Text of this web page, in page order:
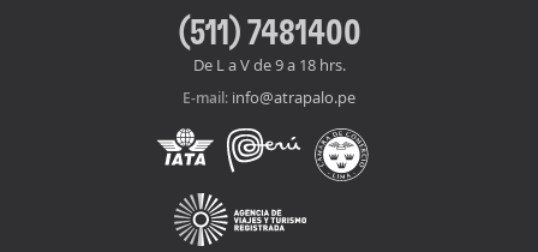
(511) 7481400
De L a V de 9 a 18 hrs.
E-mail: info@atrapalo.pe